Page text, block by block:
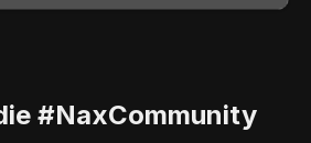
#NaxCommunity